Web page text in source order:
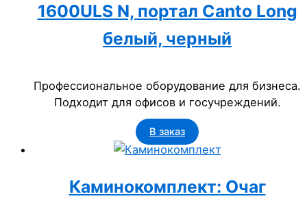
1600ULS N, портал Canto Long
белый, черный
Профессиональное оборудование для бизнеса.
Подходит для офисов и госучреждений.
В заказ
Каминокомплект: Очаг